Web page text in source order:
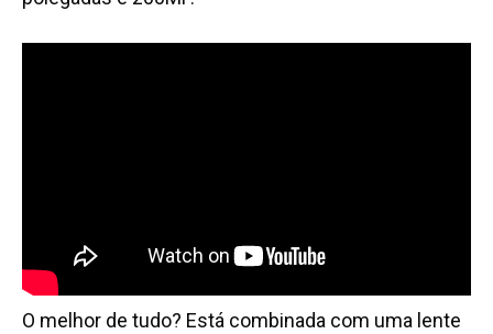
O melhor de tudo? Está combinada com uma lente